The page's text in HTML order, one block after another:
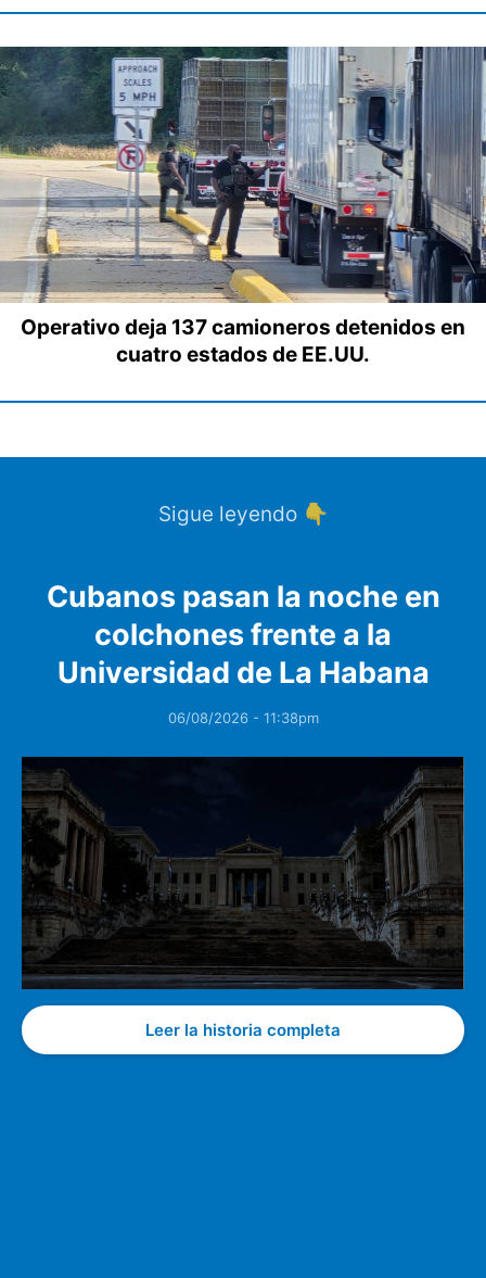
Operativo deja 137 camioneros detenidos en
cuatro estados de EE.UU.
Sigue leyendo 👇